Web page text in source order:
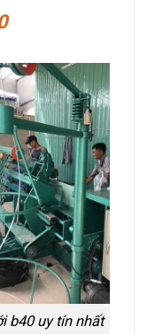
b40 uy tín nhất